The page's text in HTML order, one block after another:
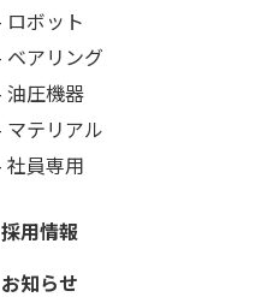
ロボット
ベアリング
油圧機器
マテリアル
社員専用
採用情報
お知らせ